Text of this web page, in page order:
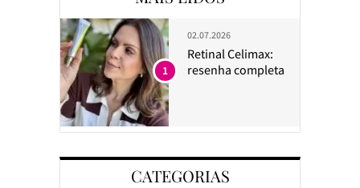
02.07.2026
Retinal Celimax:
resenha completa
1
CATEGORIAS